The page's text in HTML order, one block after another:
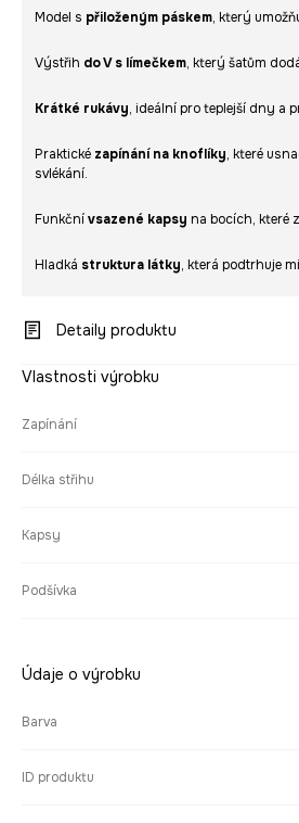
Model s přiloženým páskem, který
Výstřih do V s límečkem, který šatům
Krátké rukávy, ideální pro teplejší dny a
Praktické zapínání na knoflíky, které
svlékání.
Funkčnívsazené kapsy na bocích, které
Hladká struktura látky, která podtrhuje
Detaily produktu
Vlastnosti výrobku
Zapínání
Délka střihu
Kapsy
Podšívka
Údaje o výrobku
Barva
ID produktu